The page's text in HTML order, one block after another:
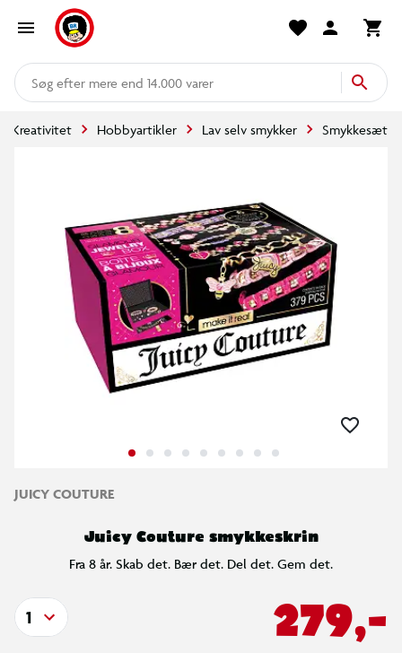
mere end 14.000 varer
Kreativitet Hobbyartikler Lav selv smykker Smykkesæt
JUICY COUTURE
Juicy Couture smykkeskrin
Fra 8 år. Skab det. Bær det. Del det. Gem det.
279,-
1